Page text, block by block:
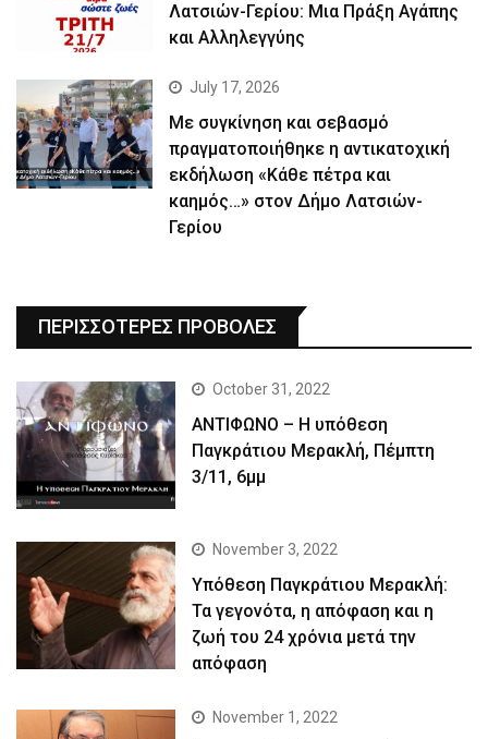
Λατσιών-Γερίου: Μια Πράξη Αγάπης
και Αλληλεγγύης
July 17, 2026
Με συγκίνηση και σεβασμό
πραγματοποιήθηκε η αντικατοχική
εκδήλωση «Κάθε πέτρα και
καημός…» στον Δήμο Λατσιών-
Γερίου
ΠΕΡΙΣΣΟΤΕΡΕΣ ΠΡΟΒΟΛΕΣ
October 31, 2022
ΑΝΤΙΦΩΝΟ – Η υπόθεση
Παγκράτιου Μερακλή, Πέμπτη
3/11, 6μμ
November 3, 2022
Yπόθεση Παγκράτιου Μερακλή:
Τα γεγονότα, η απόφαση και η
ζωή του 24 χρόνια μετά την
απόφαση
November 1, 2022